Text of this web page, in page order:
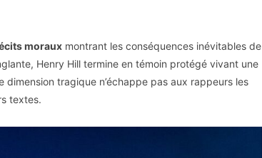
moraux montrant les conséquences inévitables de
Henry Hill termine en témoin protégé vivant une
tragique n’échappe pas aux rappeurs les
textes.